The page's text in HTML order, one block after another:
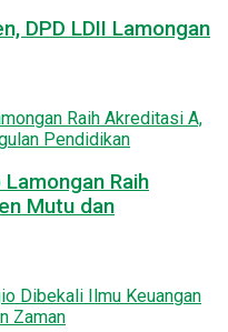
DPD LDII Lamongan
Raih
Mutu dan